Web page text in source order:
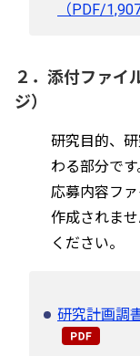
（PDF/
２．添付ファイ
ジ）
研究目的、
わる部分です
応募内容フ
作成されま
ください。
研究計画調